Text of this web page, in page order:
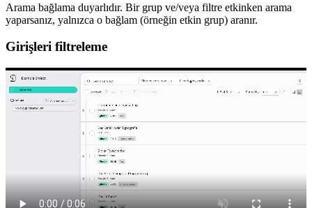
Arama bağlama duyarlıdır. Bir grup ve/veya filtre etkinken arama
yaparsanız, yalnızca o bağlam (örneğin etkin grup) aranır.
Girişleri filtreleme